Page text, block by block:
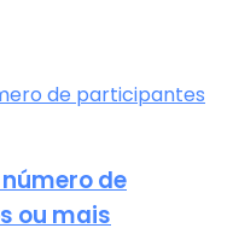
de
ou mais